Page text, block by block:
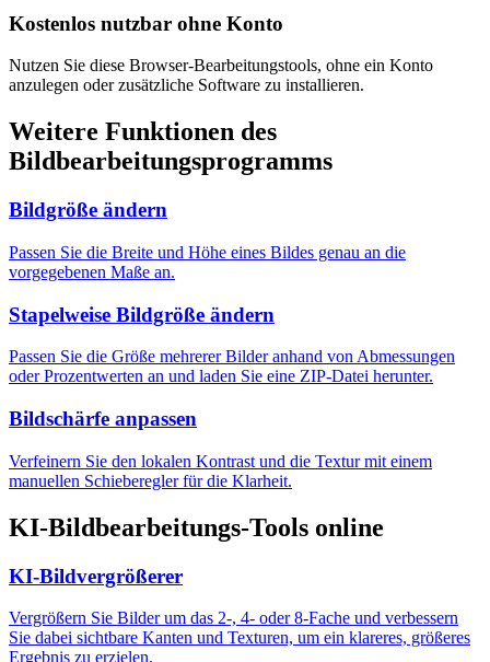
Kostenlos nutzbar ohne Konto
Nutzen Sie diese Browser-Bearbeitungstools, ohne ein Konto
anzulegen oder zusätzliche Software zu installieren.
Weitere Funktionen des
Bildbearbeitungsprogramms
Bildgröße ändern
Passen Sie die Breite und Höhe eines Bildes genau an die
vorgegebenen Maße an.
Stapelweise Bildgröße ändern
Passen Sie die Größe mehrerer Bilder anhand von Abmessungen
oder Prozentwerten an und laden Sie eine ZIP-Datei herunter.
Bildschärfe anpassen
Verfeinern Sie den lokalen Kontrast und die Textur mit einem
manuellen Schieberegler für die Klarheit.
KI-Bildbearbeitungs-Tools online
KI-Bildvergrößerer
Vergrößern Sie Bilder um das 2-, 4- oder 8-Fache und verbessern
Sie dabei sichtbare Kanten und Texturen, um ein klareres, größeres
Ergebnis zu erzielen.